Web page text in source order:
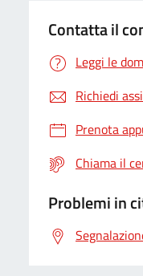
Contatta il
Leggi le
Richiedi
Prenota
Chiama il
Problemi in